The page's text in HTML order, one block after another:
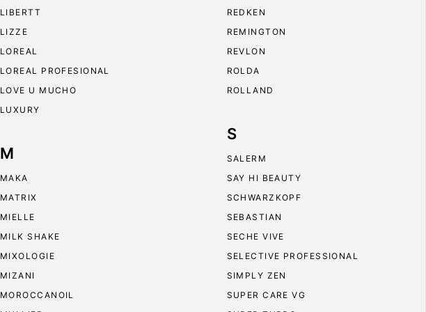
LIBERTT
LIZZE
LOREAL
LOREAL PROFESIONAL
LOVE U MUCHO
LUXURY
M
MAKA
MATRIX
MIELLE
MILK SHAKE
MIXOLOGIE
MIZANI
MOROCCANOIL
REDKEN
REMINGTON
REVLON
ROLDA
ROLLAND
S
SALERM
SAY HI BEAUTY
SCHWARZKOPF
SEBASTIAN
SECHE VIVE
SELECTIVE PROFESSIONAL
SIMPLY ZEN
SUPER CARE VG